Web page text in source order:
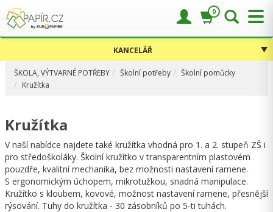
KANCELÁŘ
ŠKOLA, VÝTVARNÉ POTŘEBY Školní potřeby
Školní pomůcky
Kružítka
Kružítka
V naší nabídce najdete také kružítka vhodná pro 1. a 2. stupeň ZŠ i
pro středoškoláky. Školní kružítko v transparentním plastovém
pouzdře, kvalitní mechanika, bez možnosti nastavení ramene.
S ergonomickým úchopem, mikrotužkou, snadná manipulace.
Kružítko s kloubem, kovové, možnost nastavení ramene, přesnější
rýsování. Tuhy do kružítka - 30 zásobníků po 5-ti tuhách.
0